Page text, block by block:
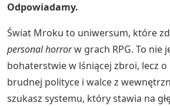
Odpowiadamy.
Świat Mroku to uniwersum, które
personal horrorw grach RPG. To nie
bohaterstwie w lśniącej zbroi, lecz
brudnej polityce i walce z
szukasz systemu, który stawia na